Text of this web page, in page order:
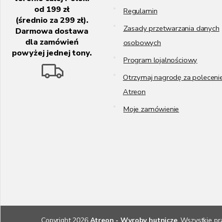
od 199 zł
(średnio za 299 zł).
Darmowa dostawa
dla zamówień
powyżej jednej tony.
Regulamin
Zasady przetwarzania danych
osobowych
Program lojalnościowy
Otrzymaj nagrodę za
Atreon
Moje zamówienie
Copyright 2026 Atreon - Wyroby hutnicze. Wszystkie